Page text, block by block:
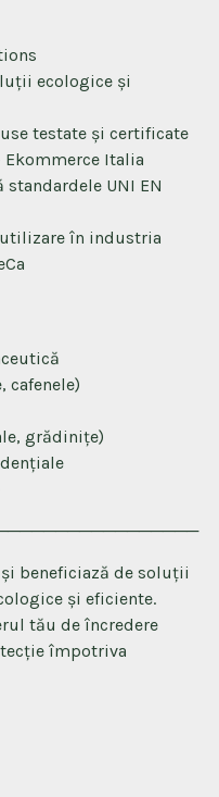
ecologice și
testate și certificate
Italia
UNI EN
în industria
cafenele)
grădinițe)
și beneficiază de soluții
și eficiente.
tău de încredere
împotriva